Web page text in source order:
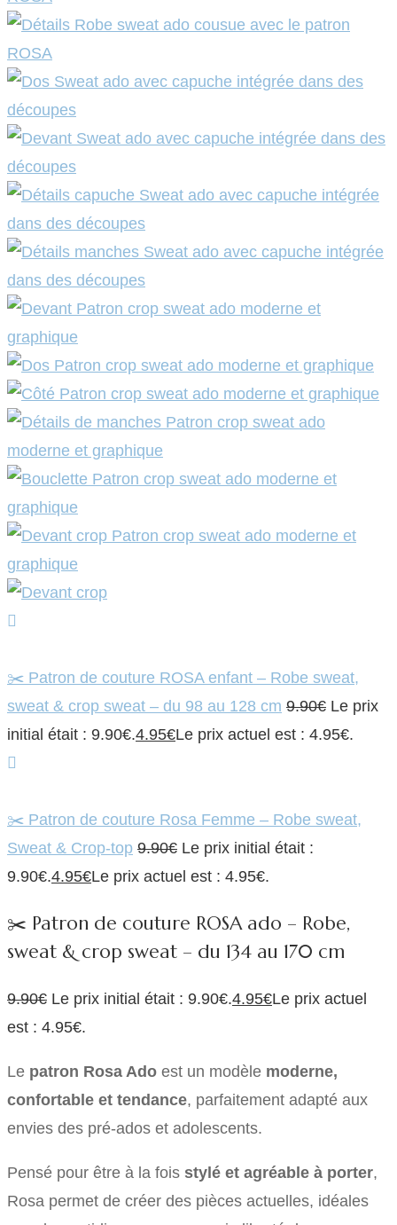
✂️ Patron de couture ROSA enfant – Robe sweat,
sweat & crop sweat – du 98 au 128 cm 9.90€ Le prix
initial était : 9.90€.4.95€Le prix actuel est : 4.95€.
✂️ Patron de couture Rosa Femme – Robe sweat,
Sweat & Crop-top 9.90€ Le prix initial était :
9.90€.4.95€Le prix actuel est : 4.95€.
✂️ Patron de couture ROSA ado – Robe,
sweat & crop sweat – du 134 au 170 cm
9.90€ Le prix initial était : 9.90€.4.95€Le prix actuel
est : 4.95€.
Le patron Rosa Ado est un modèle moderne,
confortable et tendance, parfaitement adapté aux
envies des pré-ados et adolescents.
Pensé pour être à la fois stylé et agréable à porter,
Rosa permet de créer des pièces actuelles, idéales